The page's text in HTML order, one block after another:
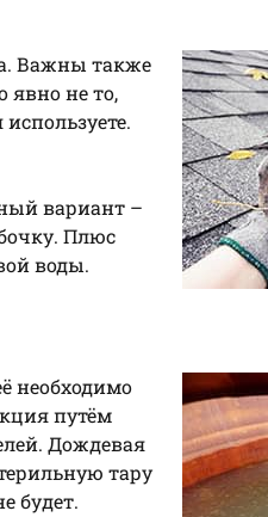
Важны также
явно не то,
вариант –
Плюс
воды.
необходимо
путём
Дождевая
тару
будет.